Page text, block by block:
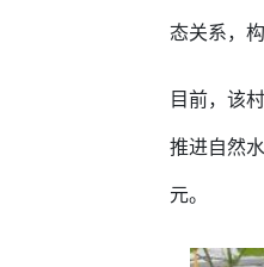
态关系，
目前，该
推进自然
元。